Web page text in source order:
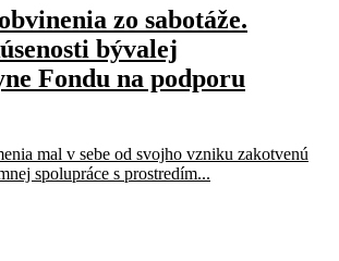
zo sabotáže.
bývalej
Fondu na podporu
mal v sebe od svojho vzniku zakotvenú
spolupráce s prostredím...